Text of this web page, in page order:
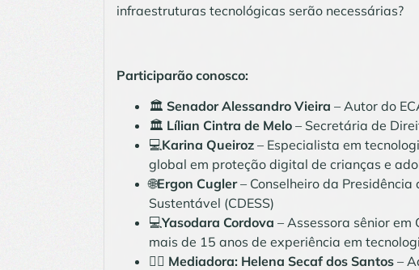
infraestruturas tecnológicas serão necessárias?
Participarão conosco:
🏛️ Senador Alessandro Vieira – Autor do
🏛️ Lílian Cintra de Melo – Secretária de
💻Karina Queiroz – Especialista em
global em proteção digital de crianças e
🌐Ergon Cugler– Conselheiro da Presidência
Sustentável (CDESS)
💻Yasodara Cordova – Assessora sênior
mais de 15 anos de experiência em
👩‍⚖️ Mediadora: Helena Secaf dos Santos –